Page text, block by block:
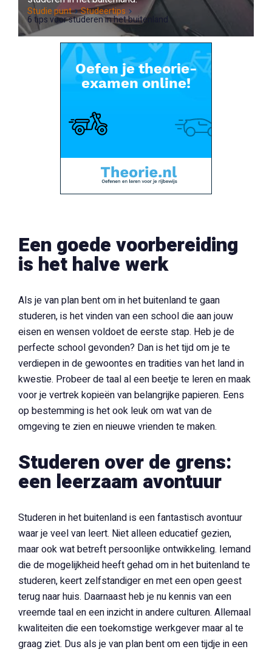
Studie punt Studeertips
6 tips voor studeren in het buitenland
Een goede voorbereiding
is het halve werk
Als je van plan bent om in het buitenland te gaan
studeren, is het vinden van een school die aan jouw
eisen en wensen voldoet de eerste stap. Heb je de
perfecte school gevonden? Dan is het tijd om je te
verdiepen in de gewoontes en tradities van het land in
kwestie. Probeer de taal al een beetje te leren en maak
voor je vertrek kopieën van belangrijke papieren. Eens
op bestemming is het ook leuk om wat van de
omgeving te zien en nieuwe vrienden te maken.
Studeren over de grens:
een leerzaam avontuur
Studeren in het buitenland is een fantastisch avontuur
waar je veel van leert. Niet alleen educatief gezien,
maar ook wat betreft persoonlijke ontwikkeling. Iemand
die de mogelijkheid heeft gehad om in het buitenland te
studeren, keert zelfstandiger en met een open geest
terug naar huis. Daarnaast heb je nu kennis van een
vreemde taal en een inzicht in andere culturen. Allemaal
kwaliteiten die een toekomstige werkgever maar al te
graag ziet. Dus als je van plan bent om een tijdje in een